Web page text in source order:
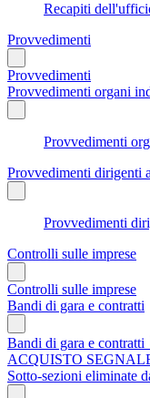
Recapiti
Provvedimenti
Provvedimenti
Provvedimenti organi
Provvedimenti
Provvedimenti dirigenti
Provvedimenti
Controlli sulle imprese
Controlli sulle imprese
Bandi di gara e contratti
Bandi di gara e contratti
ACQUISTO
Sotto-sezioni eliminate